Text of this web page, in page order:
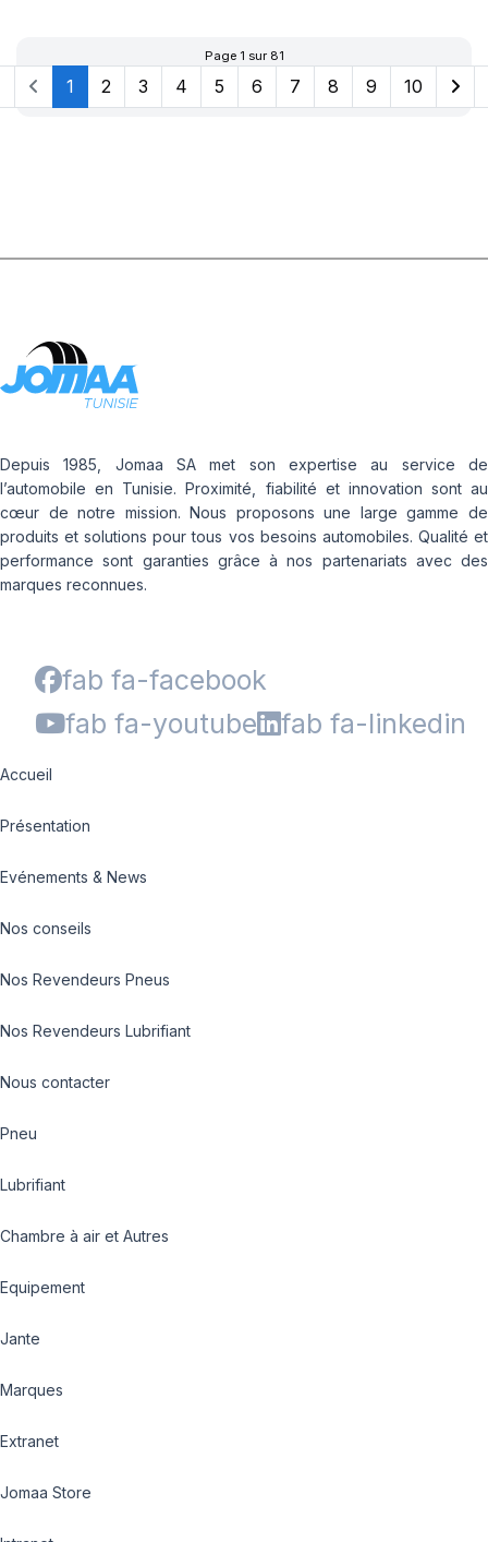
C2
Page 1 sur 81
1 2 3 4 5 6 7 8 9 10
Depuis 1985, Jomaa SA met son expertise au service de
l’automobile en Tunisie. Proximité, fiabilité et innovation sont au
cœur de notre mission. Nous proposons une large gamme de
produits et solutions pour tous vos besoins automobiles. Qualité et
performance sont garanties grâce à nos partenariats avec des
marques reconnues.
fab fa-facebook
fab fa-youtube
fab fa-linkedin
Accueil
Présentation
Evénements & News
Nos conseils
Nos Revendeurs Pneus
Nos Revendeurs Lubrifiant
Nous contacter
Pneu
Lubrifiant
Chambre à air et Autres
Equipement
Jante
Marques
Extranet
Jomaa Store